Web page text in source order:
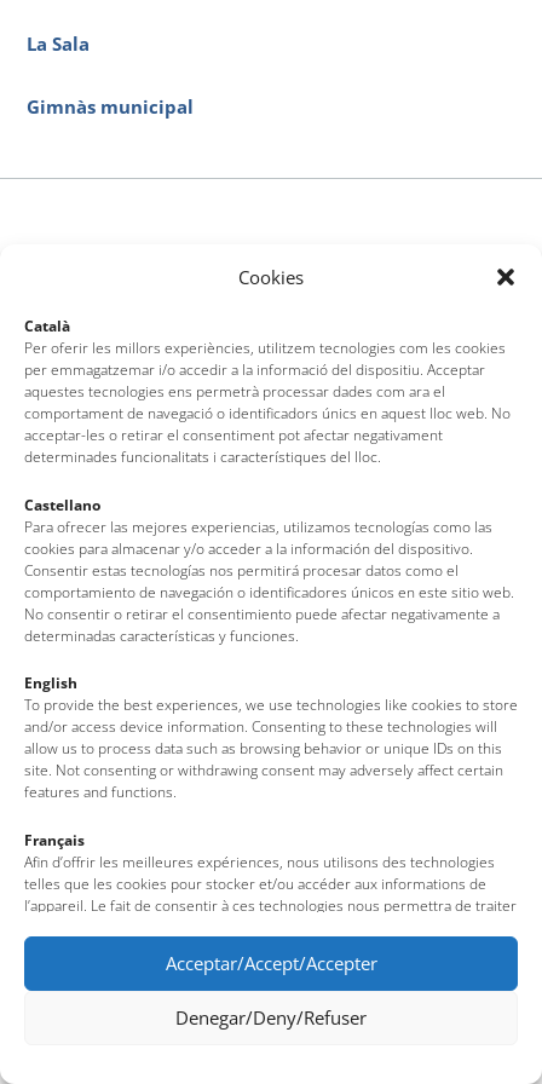
Cookies
Català
Per oferir les millors experiències, utilitzem tecnologies com les cookies
per emmagatzemar i/o accedir a la informació del dispositiu. Acceptar
aquestes tecnologies ens permetrà processar dades com ara el
comportament de navegació o identificadors únics en aquest lloc web. No
acceptar-les o retirar el consentiment pot afectar negativament
determinades funcionalitats i característiques del lloc.
Castellano
Para ofrecer las mejores experiencias, utilizamos tecnologías como las
cookies para almacenar y/o acceder a la información del dispositivo.
Consentir estas tecnologías nos permitirá procesar datos como el
comportamiento de navegación o identificadores únicos en este sitio web.
No consentir o retirar el consentimiento puede afectar negativamente a
determinadas características y funciones.
English
To provide the best experiences, we use technologies like cookies to store
and/or access device information. Consenting to these technologies will
allow us to process data such as browsing behavior or unique IDs on this
site. Not consenting or withdrawing consent may adversely affect certain
features and functions.
Français
Afin d’offrir les meilleures expériences, nous utilisons des technologies
telles que les cookies pour stocker et/ou accéder aux informations de
l’appareil. Le fait de consentir à ces technologies nous permettra de traiter
uniques sur ce site. Le fait de ne pas consentir ou de retirer son
consentement peut avoir un effet négatif sur certaines fonctionnalités et
caractéristiques du site.
Acceptar/Accept/Accepter
Denegar/Deny/Refuser
La Sala
Gimnàs municipal